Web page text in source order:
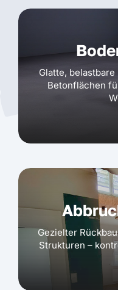
Glatte,
Betonflächen
Gezielter
Strukturen –